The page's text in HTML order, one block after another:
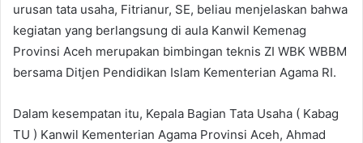
urusan tata usaha, Fitrianur, SE, beliau menjelaskan bahwa
kegiatan yang berlangsung di aula Kanwil Kemenag
Provinsi Aceh merupakan bimbingan teknis ZI WBK WBBM
bersama Ditjen Pendidikan Islam Kementerian Agama RI.
Dalam kesempatan itu, Kepala Bagian Tata Usaha ( Kabag
TU ) Kanwil Kementerian Agama Provinsi Aceh, Ahmad